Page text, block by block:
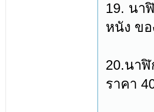
19. นา
หนัง ขอ
20.นาฬิ
ราคา